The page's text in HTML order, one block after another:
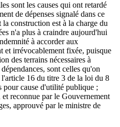
sont les causes qui ont retardé
de dépenses signalé dans ce
construction est à la charge du
n'a plus à craindre aujourd'hui
à accorder aux
et irrévocablement fixée, puisque
des terrains nécessaires à
sont celles qu'on
16 du titre 3 de la loi du 8
pour cause d'utilité publique ;
reconnue par le Gouvernement
approuvé par le ministre de